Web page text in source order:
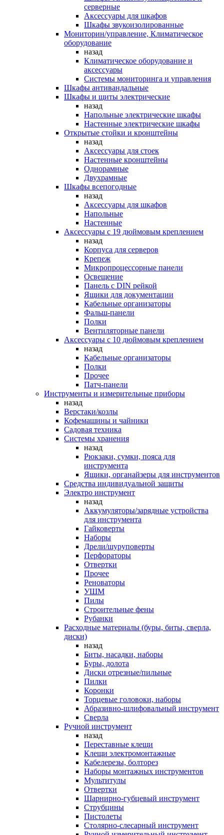
серверные
Аксессуары для шкафов
Шкафы звукоизолированные
Мониторин/управление, Климатическое
оборудование
назад
Климатическое оборудование и
аксессуары
Системы мониторинга и управления
Шкафы антивандальные
Шкафы и щиты электрические
назад
Напольные электрические шкафы
Настенные электрические шкафы
Открытые стойки и кронштейны
назад
Аксессуары для стоек
Настенные кронштейны
Однорамные
Двухрамные
Шкафы всепогодные
назад
Аксессуары для шкафов
Напольные
Настенные
Аксессуары с 19 дюймовым креплением
назад
Корпуса для серверов
Крепеж
Микропроцессорные панели
Освещение
Панель с DIN рейкой
Ящики для документации
Кабельные организаторы
Фальш-панели
Полки
Вентиляторные панели
Аксессуары с 10 дюймовым креплением
назад
Кабельные организаторы
Полки
Прочее
Патч-панели
Инструменты и измерительные приборы
назад
Верстаки/козлы
Кофемашины и чайники
Садовая техника
Системы хранения
назад
Рюкзаки, сумки, пояса для
инструмента
Ящики, органайзеры для инструментов
Средства индивидуальной защиты
Электро инструмент
назад
Аккумуляторы/зарядные устройства
для инструмента
Гайковерты
Наборы
Дрели/шуруповерты
Перфораторы
Отвертки
Прочее
Реноваторы
УШМ
Пилы
Строительные фены
Рубанки
Расходные материалы (буры, биты, сверла,
диски)
назад
Биты, насадки, наборы
Буры, долота
Диски отрезные/пильные
Пилки
Коронки
Торцевые головоки, наборы
Абразивно-шлифовальный инструмент
Сверла
Ручной инструмент
назад
Переставные клещи
Клещи электромонтажные
Кабелерезы, болторез
Наборы монтажных инструментов
Мультитулы
Отвертки
Шарнирно-губцевый инструмент
Струбцины
Пистолеты
Столярно-слесарный инструмент